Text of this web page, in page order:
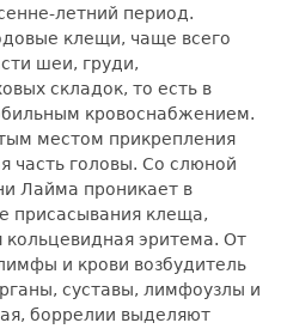
летний период.
клещи, чаще всего
шеи, груди,
складок, то есть в
кровоснабжением.
местом прикрепления
часть головы. Со слюной
Лайма проникает в
присасывания клеща,
эритема. От
и крови возбудитель
суставы, лимфоузлы и
боррелии выделяют